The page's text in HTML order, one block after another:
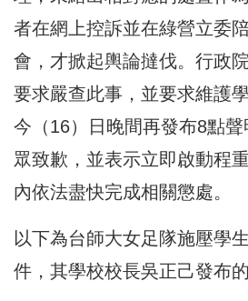
者在網上控訴並在綠營立委
會，才掀起輿論撻伐。行政
要求嚴查此事，並要求維護
今（16）日晚間再發布8點
眾致歉，並表示立即啟動程
內依法盡快完成相關懲處。
以下為台師大女足隊施壓學
件，其學校校長吳正己發布